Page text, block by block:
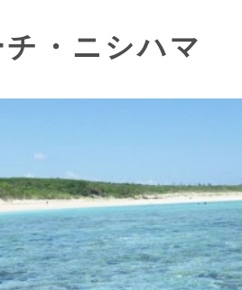
・ニシハマ